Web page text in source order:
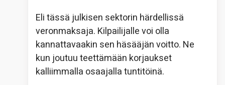
Eli tässä julkisen sektorin härdellissä
veronmaksaja. Kilpailijalle voi olla
kannattavaakin sen häsääjän voitto. Ne
kun joutuu teettämään korjaukset
kalliimmalla osaajalla tuntitöinä.